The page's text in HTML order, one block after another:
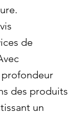
de
des produits
un